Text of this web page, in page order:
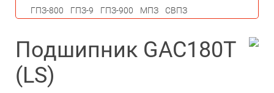
Подшипник GAC180T
(LS)
ГПЗ-800
ГПЗ-9 ГПЗ-900 МПЗ СВПЗ